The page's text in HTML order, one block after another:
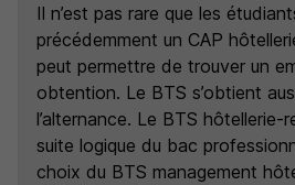
Il n’est pas rare que les
précédemment un CAP
peut permettre de trouver un
obtention. Le BTS s’obtient
l’alternance. Le BTS hôtellerie-
suite logique du bac
choix du BTS management